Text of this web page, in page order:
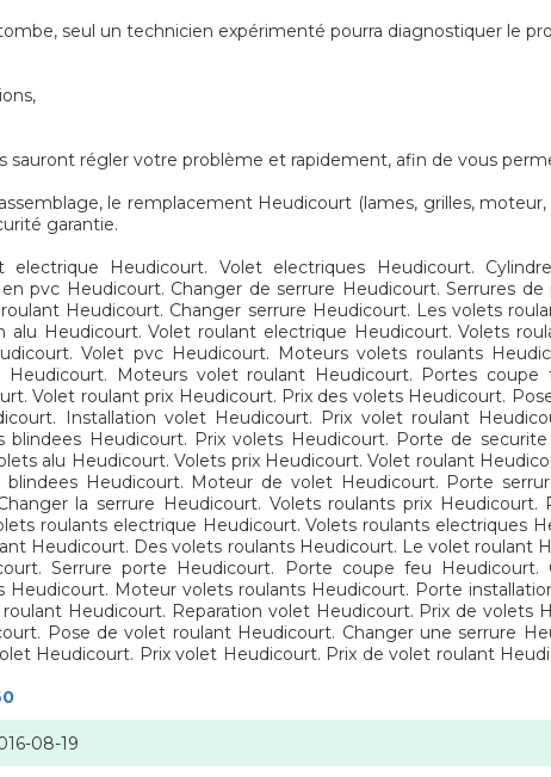
seul un technicien expérimenté pourra diagnostiquer le
sauront régler votre problème et rapidement, afin de vous
le remplacement Heudicourt (lames, grilles,
garantie.
Heudicourt. Volet electriques Heudicourt.
pvc Heudicourt. Changer de serrure Heudicourt. Serrures
Heudicourt. Changer serrure Heudicourt. Les volets
Heudicourt. Volet roulant electrique Heudicourt. Volets
Volet pvc Heudicourt. Moteurs volets roulants
Moteurs volet roulant Heudicourt. Portes
Volet roulant prix Heudicourt. Prix des volets Heudicourt.
Installation volet Heudicourt. Prix volet roulant
Heudicourt. Prix volets Heudicourt. Porte de
alu Heudicourt. Volets prix Heudicourt. Volet roulant
Heudicourt. Moteur de volet Heudicourt. Porte
la serrure Heudicourt. Volets roulants prix
roulants electrique Heudicourt. Volets roulants electriques
Heudicourt. Des volets roulants Heudicourt. Le volet roulant
Serrure porte Heudicourt. Porte coupe feu
Heudicourt. Moteur volets roulants Heudicourt. Porte
Heudicourt. Reparation volet Heudicourt. Prix de volets
Pose de volet roulant Heudicourt. Changer une serrure
Heudicourt. Prix volet Heudicourt. Prix de volet roulant
08-19